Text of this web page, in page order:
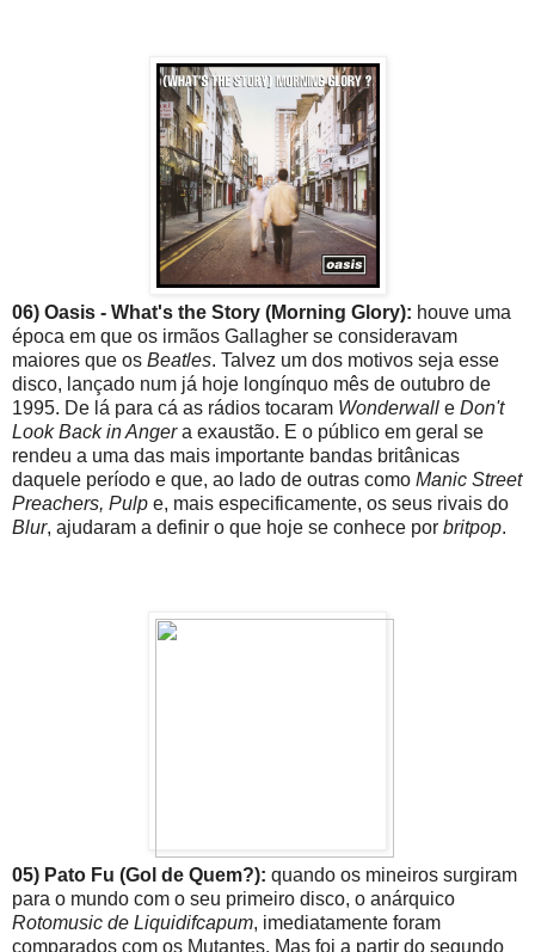
06) Oasis - What's the Story (Morning Glory): houve uma
época em que os irmãos Gallagher se consideravam
maiores que os Beatles. Talvez um dos motivos seja esse
disco, lançado num já hoje longínquo mês de outubro de
1995. De lá para cá as rádios tocaram Wonderwall e Don't
Look Back in Angera exaustão. E o público em geral se
rendeu a uma das mais importante bandas britânicas
daquele período e que, ao lado de outras como Manic Street
Preachers, Pulp e, mais especificamente, os seus rivais do
Blur, ajudaram a definir o que hoje se conhece por britpop.
05) Pato Fu (Gol de Quem?): quando os mineiros surgiram
para o mundo com o seu primeiro disco, o anárquico
Rotomusic de Liquidifcapum, imediatamente foram
comparados com os Mutantes. Mas foi a partir do segundo